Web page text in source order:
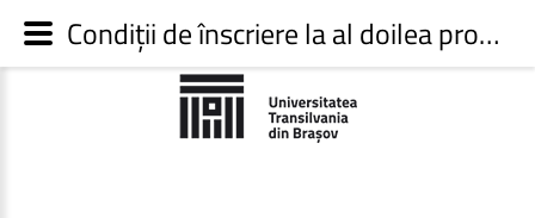
Condiții de înscriere la al doilea program de licență - Admitere UNITBV